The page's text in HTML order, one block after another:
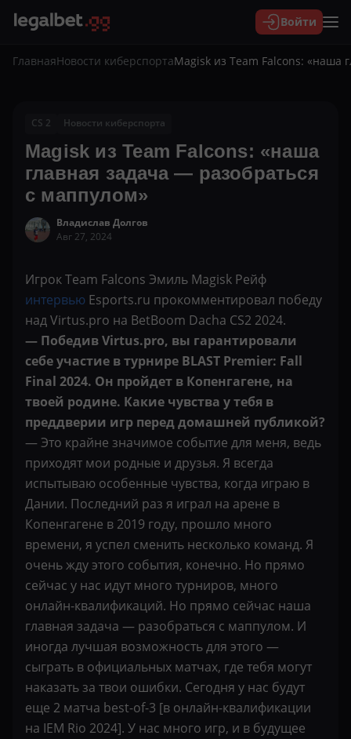
Войти
ГлавнаяНовости киберспортаMagisk из Team Falcons: «наша
CS 2 Новости киберспорта
Magisk из Team Falcons: «наша
главная задача — разобраться
с маппулом»
Владислав Долгов
Авг 27, 2024
Игрок Team Falcons Эмиль Magisk Рейф
интервью Esports.ru прокомментировал победу
над Virtus.pro на BetBoom Dacha CS2 2024.
— Победив Virtus.pro, вы гарантировали
себе участие в турнире BLAST Premier: Fall
Final 2024. Он пройдет в Копенгагене, на
твоей родине. Какие чувства у тебя в
преддверии игр перед домашней публикой?
— Это крайне значимое событие для меня, ведь
приходят мои родные и друзья. Я всегда
испытываю особенные чувства, когда играю в
Дании. Последний раз я играл на арене в
Копенгагене в 2019 году, прошло много
времени, я успел сменить несколько команд. Я
очень жду этого события, конечно. Но прямо
сейчас у нас идут много турниров, много
онлайн-квалификаций. Но прямо сейчас наша
главная задача — разобраться с маппулом. И
иногда лучшая возможность для этого —
сыграть в официальных матчах, где тебя могут
наказать за твои ошибки. Сегодня у нас будут
еще 2 матча best-of-3 [в онлайн-квалификации
на IEM Rio 2024]. У нас много игр, и в будущее